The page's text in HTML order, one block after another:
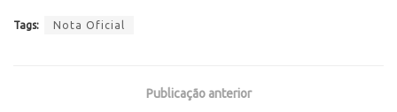
Tags: Nota Oficial
Publicação anterior